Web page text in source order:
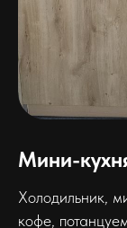
Мини-
Холодильник,
кофе,